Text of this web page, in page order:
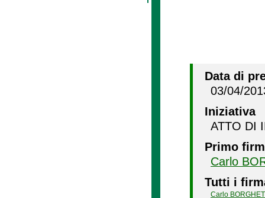
Data di
03/04/
Iniziativa
ATTO DI
Primo
Carlo
Tutti i
Carlo